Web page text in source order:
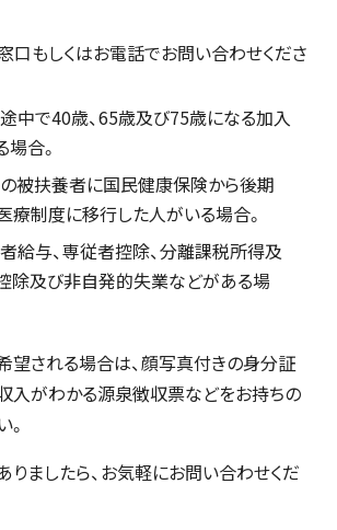
口もしくはお電話でお問い合わせくださ
途中で40歳、65歳及び75歳になる加入
合。
の被扶養者に国民健康保険から後期
療制度に移行した人がいる場合。
者給与、専従者控除、分離課税所得及
除及び非自発的失業などがある場
される場合は、顔写真付きの身分証
入がわかる源泉徴収票などをお持ちの
。
ましたら、お気軽にお問い合わせくだ